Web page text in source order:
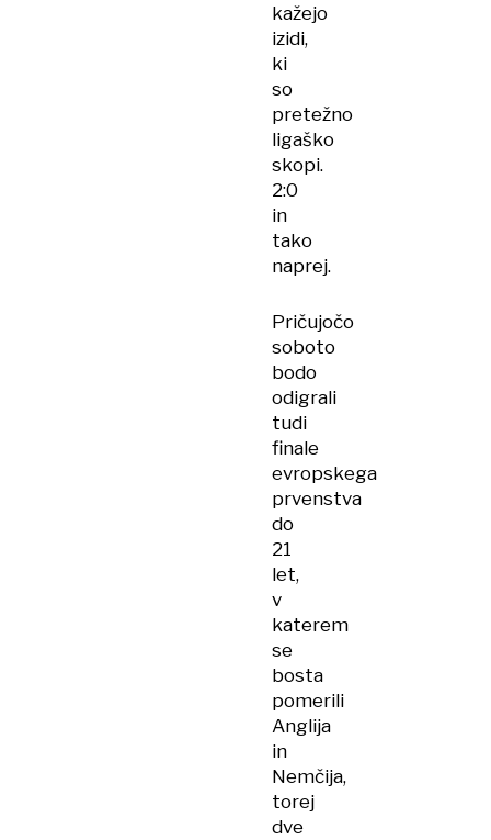
kažejo
izidi,
ki
so
pretežno
ligaško
skopi.
2:0
in
tako
naprej.
Pričujočo
soboto
bodo
odigrali
tudi
finale
evropskega
prvenstva
do
21
let,
v
katerem
se
bosta
pomerili
Anglija
in
Nemčija,
torej
dve